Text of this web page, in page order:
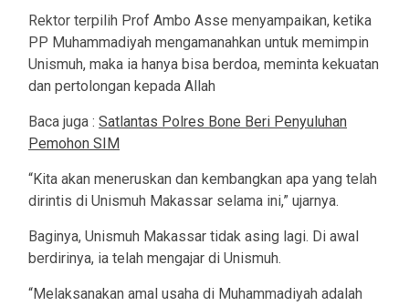
Rektor terpilih Prof Ambo Asse menyampaikan, ketika
PP Muhammadiyah mengamanahkan untuk memimpin
Unismuh, maka ia hanya bisa berdoa, meminta kekuatan
dan pertolongan kepada Allah
Baca juga : Satlantas Polres Bone Beri Penyuluhan
Pemohon SIM
“Kita akan meneruskan dan kembangkan apa yang telah
dirintis di Unismuh Makassar selama ini,” ujarnya.
Baginya, Unismuh Makassar tidak asing lagi. Di awal
berdirinya, ia telah mengajar di Unismuh.
“Melaksanakan amal usaha di Muhammadiyah adalah